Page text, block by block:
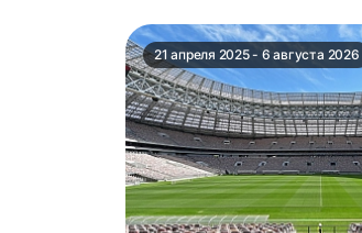
21 апреля 2025 - 6 августа 2026